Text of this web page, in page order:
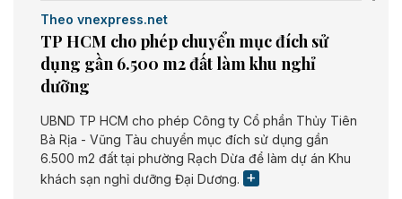
Theo vnexpress.net
TP HCM cho phép chuyển mục đích sử
dụng gần 6.500 m2 đất làm khu nghỉ
dưỡng
UBND TP HCM cho phép Công ty Cổ phần Thủy Tiên
Bà Rịa - Vũng Tàu chuyển mục đích sử dụng gần
6.500 m2 đất tại phường Rạch Dừa để làm dự án Khu
khách sạn nghỉ dưỡng Đại Dương.